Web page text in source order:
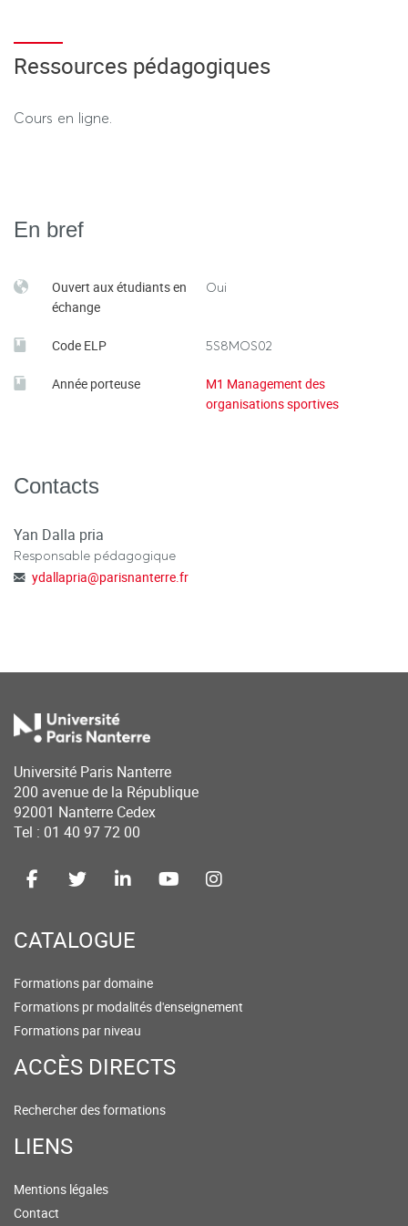
Ressources pédagogiques
Cours en ligne.
En bref
Ouvert aux étudiants en
échange
Oui
Code ELP 5S8MOS02
Année porteuse
M1 Management des
organisations sportives
Contacts
Yan Dalla pria
Responsable pédagogique
ydallapria@parisnanterre.fr
Université Paris Nanterre
200 avenue de la République
92001 Nanterre Cedex
Tel : 01 40 97 72 00
CATALOGUE
Formations par domaine
Formations pr modalités d'enseignement
Formations par niveau
ACCÈS DIRECTS
Rechercher des formations
LIENS
Mentions légales
Contact